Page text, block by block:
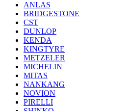
ANLAS
BRIDGESTONE
CST
DUNLOP
KENDA
KINGTYRE
METZELER
MICHELIN
MITAS
NANKANG
NOVION
PIRELLI